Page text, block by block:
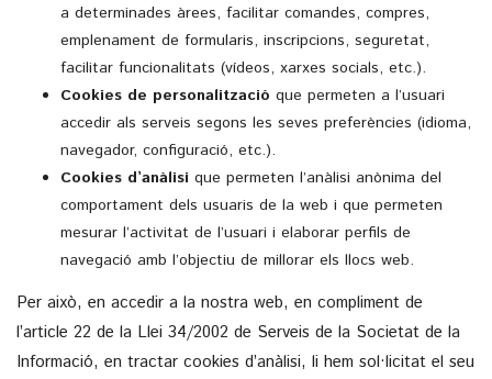
a determinades àrees, facilitar comandes, compres,
emplenament de formularis, inscripcions, seguretat,
facilitar funcionalitats (vídeos, xarxes socials, etc.).
Cookies de personalització que permeten a l’usuari
accedir als serveis segons les seves preferències (idioma,
navegador, configuració, etc.).
Cookies d’anàlisi que permeten l’anàlisi anònima del
comportament dels usuaris de la web i que permeten
mesurar l’activitat de l’usuari i elaborar perfils de
navegació amb l’objectiu de millorar els llocs web.
Per això, en accedir a la nostra web, en compliment de
l’article 22 de la Llei 34/2002 de Serveis de la Societat de la
Informació, en tractar cookies d’anàlisi, li hem sol·licitat el seu